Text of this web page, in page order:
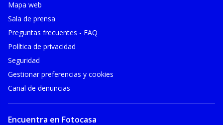
Mapa web
Sala de prensa
Preguntas frecuentes - FAQ
Política de privacidad
Seguridad
Gestionar preferencias y cookies
Canal de denuncias
Encuentra en Fotocasa